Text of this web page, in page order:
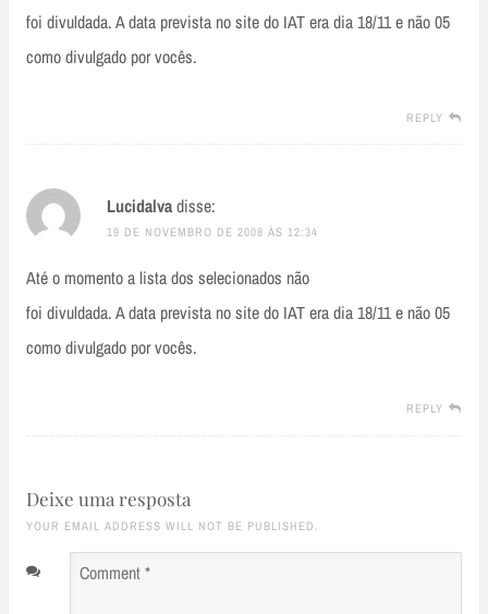
foi divuldada. A data prevista no site do IAT era dia 18/11 e não 05
como divulgado por vocês.
REPLY
Lucidalvadisse:
19 DE NOVEMBRO DE 2008 ÀS 12:34
Até o momento a lista dos selecionados não
foi divuldada. A data prevista no site do IAT era dia 18/11 e não 05
como divulgado por vocês.
REPLY
Deixe uma resposta
YOUR EMAIL ADDRESS WILL NOT BE PUBLISHED.
Comment